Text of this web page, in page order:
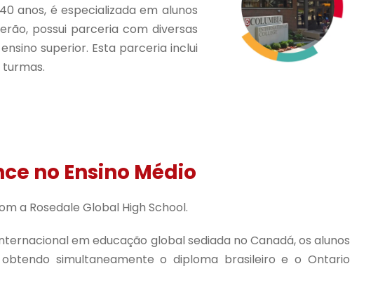
anos, é especializada em alunos
possui parceria com diversas
superior. Esta parceria inclui
no Ensino Médio
a Rosedale Global High School.
em educação global sediada no Canadá, os alunos
simultaneamente o diploma brasileiro e o Ontario